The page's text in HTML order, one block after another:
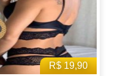
R$ 19,90